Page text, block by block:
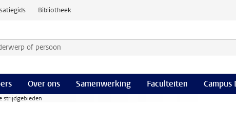
Bibliotheek
of persoon en selecteer categorie
Over ons Samenwerking Faculteiten Campus
strijdgebieden